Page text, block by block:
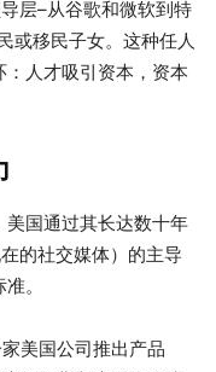
层–从谷歌和微软到特
或移民子女。这种任人
：人才吸引资本，资本
美国通过其长达数十年
的社交媒体）的主导
。
美国公司推出产品